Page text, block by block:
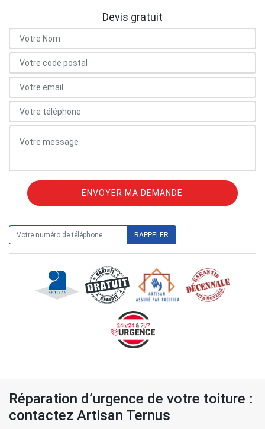
Devis gratuit
Réparation d’urgence de votre toiture :
contactez Artisan Ternus